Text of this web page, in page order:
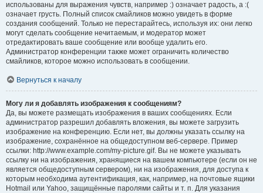
использованы для выражения чувств, например :) означает радость, а :(
означает грусть. Полный список смайликов можно увидеть в форме
создания сообщений. Только не перестарайтесь, используя их: они легко
могут сделать сообщение нечитаемым, и модератор может
отредактировать ваше сообщение или вообще удалить его.
Администратор конференции также может ограничить количество
смайликов, которое можно использовать в сообщении.
Вернуться к началу
Могу ли я добавлять изображения к сообщениям?
Да, вы можете размещать изображения в ваших сообщениях. Если
администратор разрешил добавлять вложения, вы можете загрузить
изображение на конференцию. Если нет, вы должны указать ссылку на
изображение, сохранённое на общедоступном веб-сервере. Пример
ссылки: http://www.example.com/my-picture.gif. Вы не можете указывать
ссылку ни на изображения, хранящиеся на вашем компьютере (если он не
является общедоступным сервером), ни на изображения, для доступа к
которым необходима аутентификация, как, например, на почтовые ящики
Hotmail или Yahoo, защищённые паролями сайты и т. п. Для указания